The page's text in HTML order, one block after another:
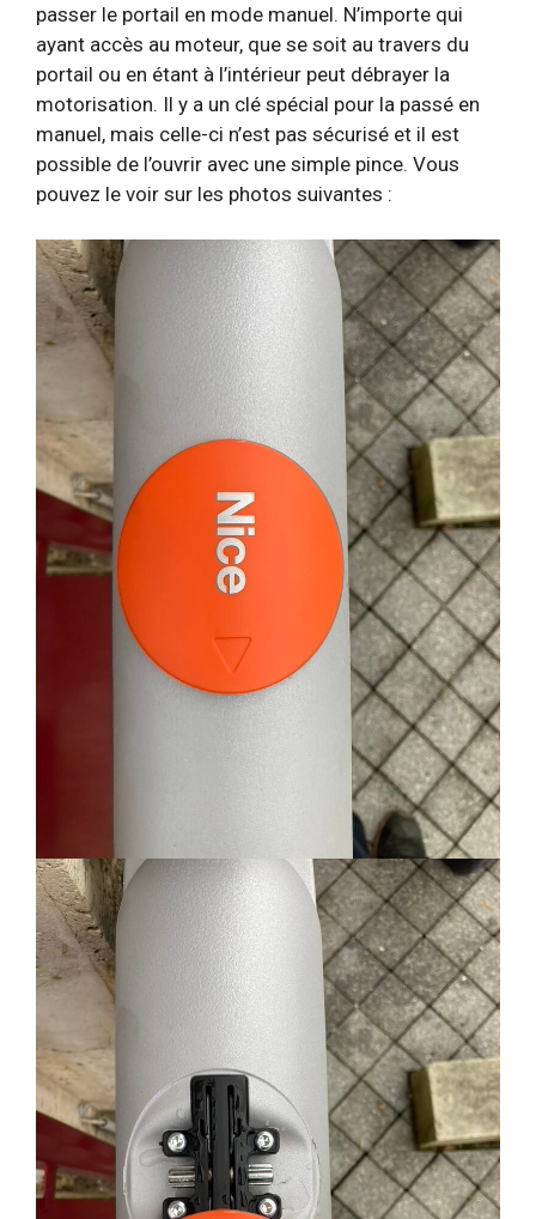
passer le portail en mode manuel. N’importe qui
ayant accès au moteur, que se soit au travers du
portail ou en étant à l’intérieur peut débrayer la
motorisation. Il y a un clé spécial pour la passé en
manuel, mais celle-ci n’est pas sécurisé et il est
possible de l’ouvrir avec une simple pince. Vous
pouvez le voir sur les photos suivantes :